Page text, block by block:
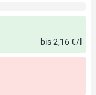
bis 2,16 €/l